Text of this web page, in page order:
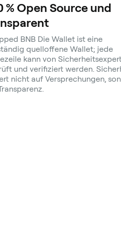
% Open Source und
BNB Die Wallet ist eine
quelloffene Wallet; jede
kann von
und verifiziert werden.
nicht auf Versprechungen,